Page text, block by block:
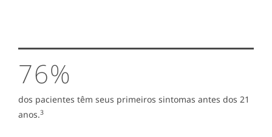
76%
dos pacientes têm seus primeiros sintomas antes dos 21
anos.3